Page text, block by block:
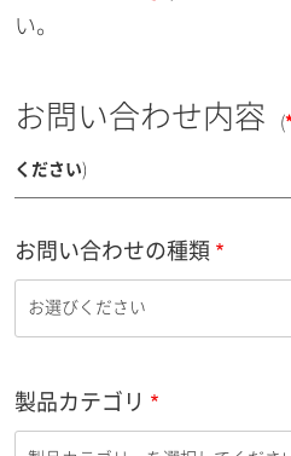
い。
お問い合わせ内容 (
ください)
お問い合わせの種類
製品カテゴリ